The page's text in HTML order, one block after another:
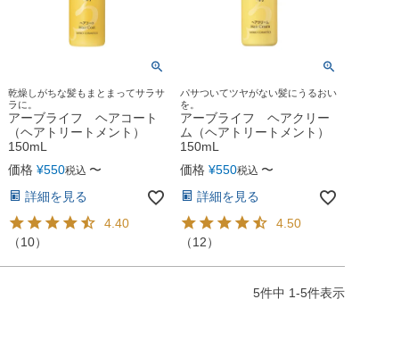
乾燥しがちな髪もまとまってサラサ
ラに。
アーブライフ ヘアコート
（ヘアトリートメント）
150mL
価格 ¥550税込 〜
詳細を見る
4.40
（10）
パサついてツヤがない髪にうるおい
を。
アーブライフ ヘアクリー
ム（ヘアトリートメント）
150mL
価格 ¥550税込 〜
詳細を見る
4.50
（12）
5件中 1-5件表示